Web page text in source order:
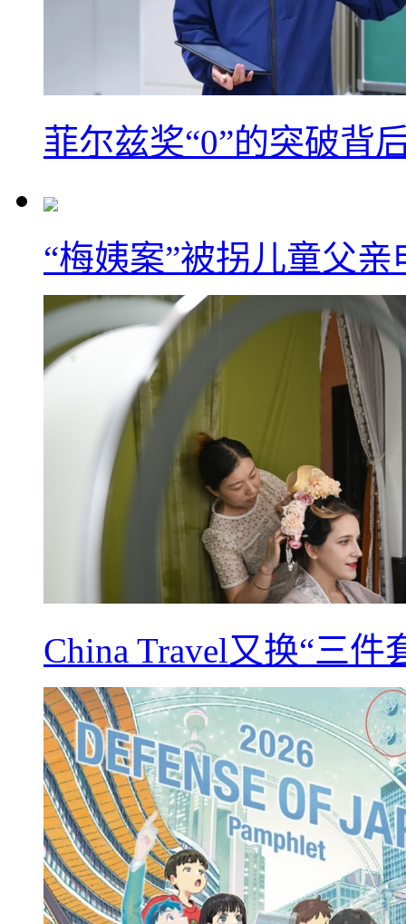
菲尔兹奖“0”的突破背
“梅姨案”被拐儿童父
China Travel又换“三